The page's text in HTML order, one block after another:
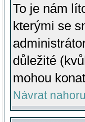
To je nám
kterými se
důležité
mohou
Návrat nahoru